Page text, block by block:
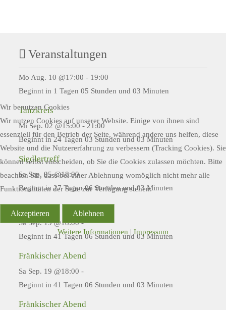
Veranstaltungen
Mo Aug. 10 @17:00 - 19:00
Beginnt in 1 Tagen 05 Stunden und 03 Minuten
Tanzkreis
Mi Sep. 02 @15:00-21:00
Beginnt in 24 Tagen 03 Stunden und 03 Minuten
Siedlertreff
Sa Sep. 05 @18:00-
Beginnt in 27 Tagen 06 Stunden und 03 Minuten
Waafabend
Sa Sep. 19 @18:00-
Beginnt in 41 Tagen 06 Stunden und 03 Minuten
Fränkischer Abend
Sa Sep. 19 @18:00 -
Beginnt in 41 Tagen 06 Stunden und 03 Minuten
Fränkischer Abend
Wir benutzen Cookies
Wir nutzen Cookies auf unserer Website. Einige von ihnen sind
essenziell für den Betrieb der Seite, während andere uns helfen, diese
Website und die Nutzererfahrung zu verbessern (Tracking Cookies). Sie
können selbst entscheiden, ob Sie die Cookies zulassen möchten. Bitte
beachten Sie, dass bei einer Ablehnung womöglich nicht mehr alle
Funktionalitäten der Seite zur Verfügung stehen.
Akzeptieren Ablehnen
Weitere Informationen | Impressum